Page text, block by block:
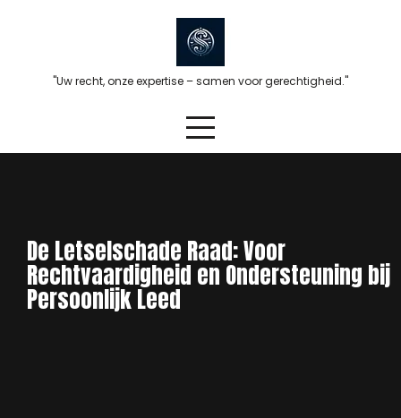
"Uw recht, onze expertise – samen voor gerechtigheid."
De Letselschade Raad: Voor
Rechtvaardigheid en Ondersteuning bij
Persoonlijk Leed